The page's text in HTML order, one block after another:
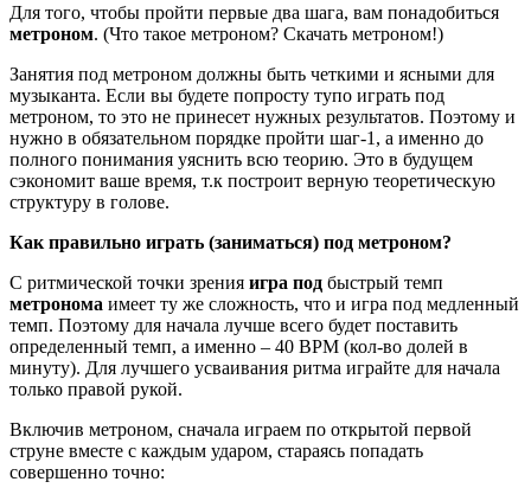
Для того, чтобы пройти первые два шага, вам понадобиться
метроном. (Что такое метроном? Скачать метроном!)
Занятия под метроном должны быть четкими и ясными для
музыканта. Если вы будете попросту тупо играть под
метроном, то это не принесет нужных результатов. Поэтому и
нужно в обязательном порядке пройти шаг-1, а именно до
полного понимания уяснить всю теорию. Это в будущем
сэкономит ваше время, т.к построит верную теоретическую
структуру в голове.
Как правильно играть (заниматься) под метроном?
С ритмической точки зрения игра под быстрый темп
метронома имеет ту же сложность, что и игра под медленный
темп. Поэтому для начала лучше всего будет поставить
определенный темп, а именно – 40 BPM (кол-во долей в
минуту). Для лучшего усваивания ритма играйте для начала
только правой рукой.
Включив метроном, сначала играем по открытой первой
струне вместе с каждым ударом, стараясь попадать
совершенно точно: